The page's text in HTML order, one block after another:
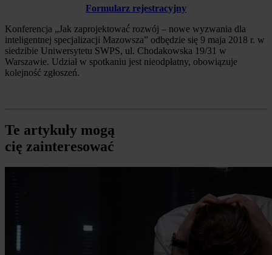
Formularz rejestracyjny
Konferencja „Jak zaprojektować́ rozwój – nowe wyzwania dla
inteligentnej specjalizacji Mazowsza” odbędzie się 9 maja 2018 r. w
siedzibie Uniwersytetu SWPS, ul. Chodakowska 19/31 w
Warszawie. Udział w spotkaniu jest nieodpłatny, obowiązuje
kolejność zgłoszeń.
Te artykuły mogą
cię zainteresować